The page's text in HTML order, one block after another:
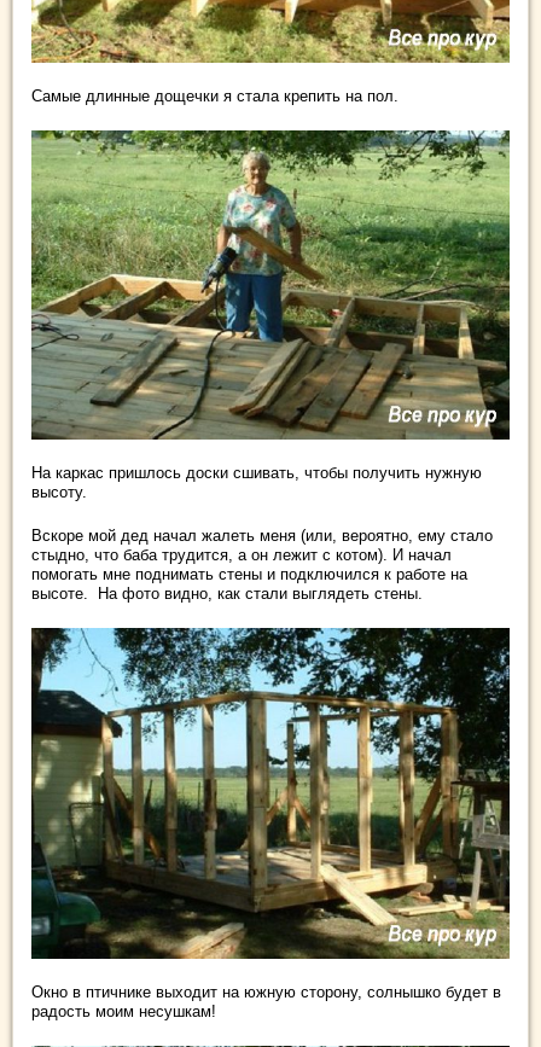
Самые длинные дощечки я стала крепить на пол.
На каркас пришлось доски сшивать, чтобы получить нужную
высоту.
Вскоре мой дед начал жалеть меня (или, вероятно, ему стало
стыдно, что баба трудится, а он лежит с котом). И начал
помогать мне поднимать стены и подключился к работе на
высоте. На фото видно, как стали выглядеть стены.
Окно в птичнике выходит на южную сторону, солнышко будет в
радость моим несушкам!